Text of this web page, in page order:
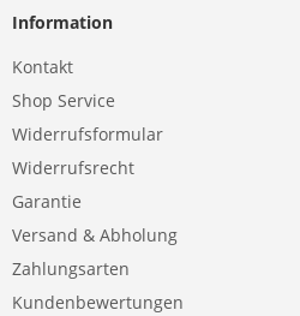
Information
Kontakt
Shop Service
Widerrufsformular
Widerrufsrecht
Garantie
Versand & Abholung
Zahlungsarten
Kundenbewertungen